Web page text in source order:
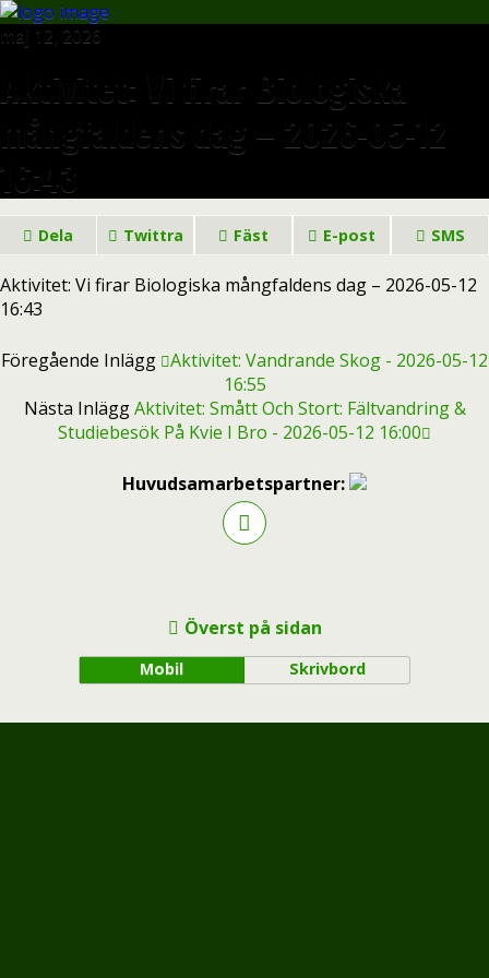
maj 12, 2026
Aktivitet: Vi firar Biologiska
mångfaldens dag – 2026-05-12
16:43
Dela Twittra Fäst E-post SMS
Aktivitet: Vi firar Biologiska mångfaldens dag – 2026-05-12
16:43
Föregående Inlägg Aktivitet: Vandrande Skog - 2026-05-12
16:55
Nästa InläggAktivitet: Smått Och Stort: Fältvandring &
Studiebesök På Kvie I Bro - 2026-05-12 16:00
Huvudsamarbetspartner:
Överst på sidan
Mobil Skrivbord